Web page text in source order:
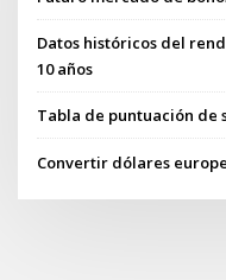
Datos históricos del
10 años
Tabla de puntuación de
Convertir dólares